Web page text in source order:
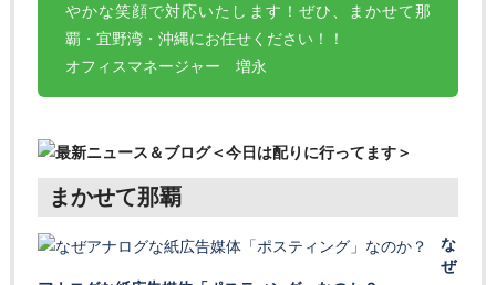
やかな笑顔で対応いたします！ぜひ、まかせて那
覇・宜野湾・沖縄にお任せください！！
オフィスマネージャー 増永
まかせて那覇
な
ぜ